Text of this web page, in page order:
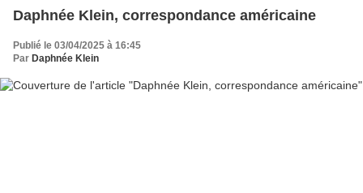
Daphnée Klein, correspondance américaine
Publié le 03/04/2025 à 16:45
Par Daphnée Klein